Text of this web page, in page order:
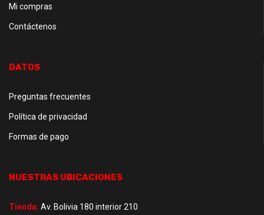
Mi compras
Contáctenos
DATOS
Preguntas frecuentes
Política de privacidad
Formas de pago
NUESTRAS UBICACIONES
Tienda: Av. Bolivia 180 interior 210